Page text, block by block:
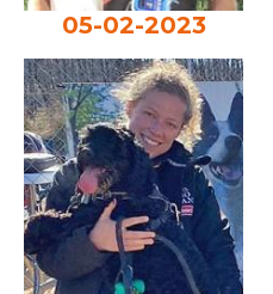
05-02-2023